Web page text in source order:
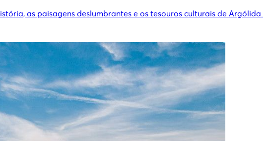
as paisagens deslumbrantes e os tesouros culturais de Argólida.